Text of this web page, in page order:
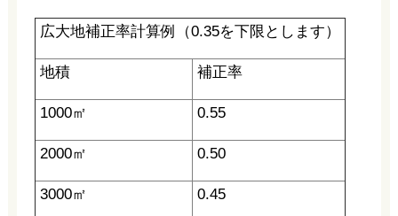
広大地補正率計算例（0.35を下限とします）
地積 補正率
1000㎡ 0.55
2000㎡ 0.50
3000㎡ 0.45